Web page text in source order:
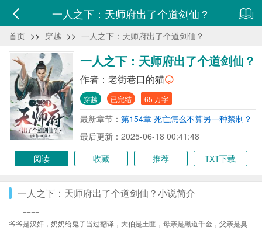
一人之下：天师府出了个道剑仙？
首页 >> 穿越 >> 一人之下：天师府出了个道剑仙？
一人之下：天师府出了个道剑仙？
作者： 老街巷口的猫
穿越 已完结 65 万字
最新章节： 第154章 死亡怎么不算另一种禁制？
最后更新：2025-06-18 00:41:48
阅读
收藏 推荐 TXT下载
一人之下：天师府出了个道剑仙？小说简介
++++
爷爷是汉奸，奶奶给鬼子当过翻译，大伯是土匪，母亲是黑道千金，父亲是臭